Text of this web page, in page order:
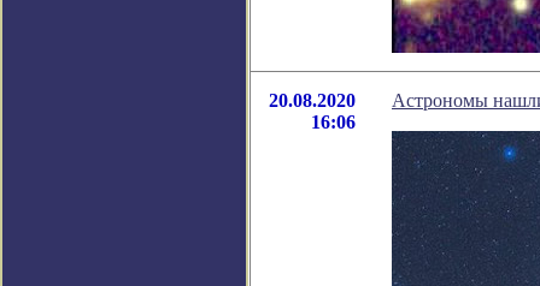
20.08.2020
16:06
Астрономы